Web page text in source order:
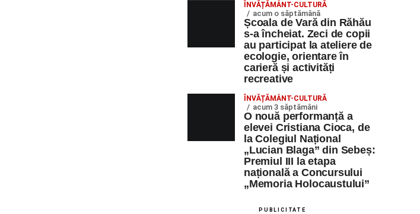
ÎNVĂȚĂMÂNT-CULTURĂ
acum o săptămână
Școala de Vară din Răhău
s-a încheiat. Zeci de copii
au participat la ateliere de
ecologie, orientare în
carieră și activități
recreative
ÎNVĂȚĂMÂNT-CULTURĂ
acum 3 săptămâni
O nouă performanță a
elevei Cristiana Cioca, de
la Colegiul Național
„Lucian Blaga” din Sebeș:
Premiul III la etapa
națională a Concursului
„Memoria Holocaustului”
PUBLICITATE